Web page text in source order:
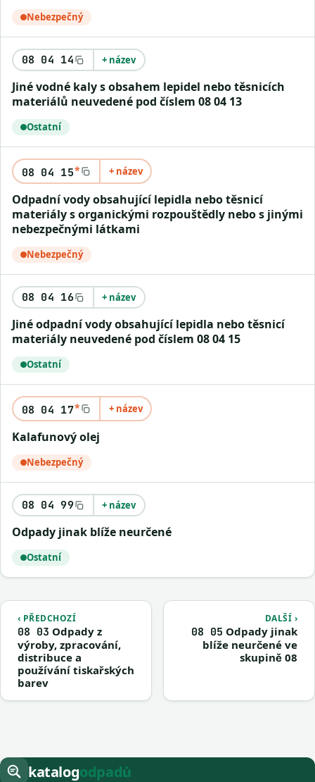
Nebezpečný
08 04 14 + název
Jiné vodné kaly s obsahem lepidel nebo těsnicích
materiálů neuvedené pod číslem 08 04 13
Ostatní
08 04 15* + název
Odpadní vody obsahující lepidla nebo těsnicí
materiály s organickými rozpouštědly nebo s jinými
nebezpečnými látkami
Nebezpečný
08 04 16 + název
Jiné odpadní vody obsahující lepidla nebo těsnicí
materiály neuvedené pod číslem 08 04 15
Ostatní
08 04 17* + název
Kalafunový olej
Nebezpečný
08 04 99 + název
Odpady jinak blíže neurčené
Ostatní
‹ PŘEDCHOZÍ
08 03 Odpady z
výroby, zpracování,
distribuce a
používání tiskařských
barev
DALŠÍ ›
08 05 Odpady jinak
blíže neurčené ve
skupině 08
katalogodpadů